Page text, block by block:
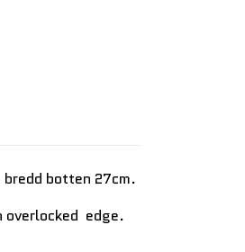
botten 27cm.
overlocked edge.